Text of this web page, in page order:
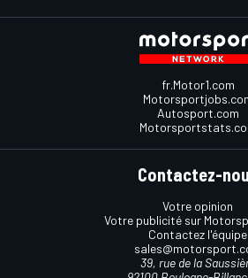
fr.Motor1.com
Autosport.com
Contactez-
Votre opinion
Votre publicité sur
Contactez l'équipe
39, rue de la